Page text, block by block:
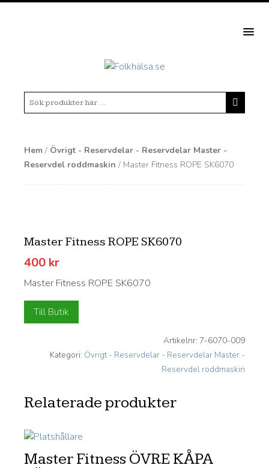
Hem / Övrigt - Reservdelar - Reservdelar Master -
Reservdel roddmaskin / Master Fitness ROPE SK6070
Master Fitness ROPE SK6070
400 kr
Master Fitness ROPE SK6070
Till Butik
Artikelnr: 7-6070-009
Kategori: Övrigt - Reservdelar - Reservdelar Master -
Reservdel roddmaskin
Relaterade produkter
Master Fitness ÖVRE KÅPA